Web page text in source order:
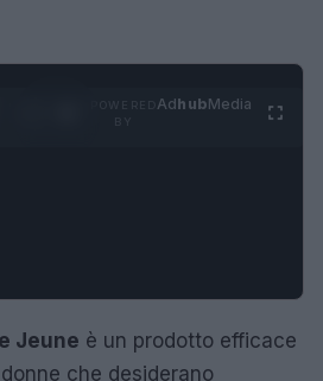
AdhubMedia
Jeune è un prodotto efficace
che desiderano